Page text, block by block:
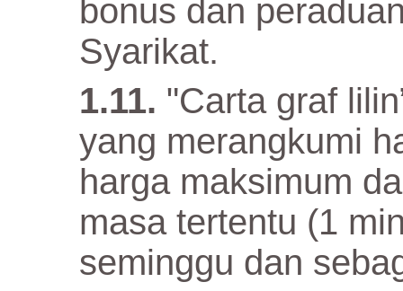
bonus dan
Syarikat.
"Carta graf
yang merangkumi
harga maksimum
masa tertentu (1
seminggu dan